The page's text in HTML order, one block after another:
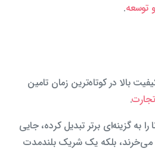
توسعه.
بالا در کوتاه‌ترین زمان تامین
.
به گزینه‌ای برتر تبدیل کرده، جایی
می‌خرند، بلکه یک شریک بلندمدت